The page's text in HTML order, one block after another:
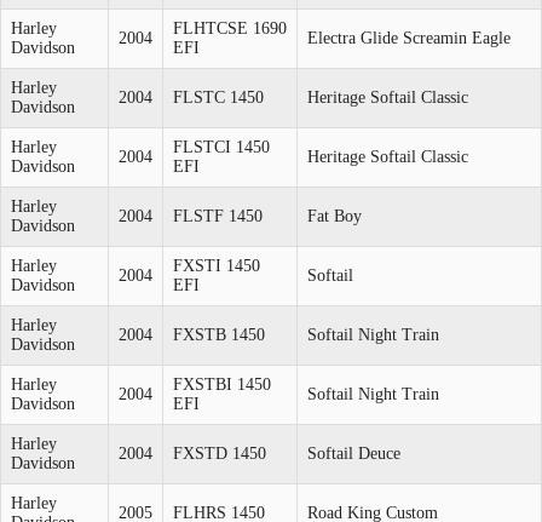
Harley
Davidson
2004
FLHTCSE 1690
EFI
Electra Glide Screamin Eagle
Harley
Davidson
2004 FLSTC 1450 Heritage Softail Classic
Harley
Davidson
2004
FLSTCI 1450
EFI
Heritage Softail Classic
Harley
Davidson
2004 FLSTF 1450 Fat Boy
Harley
Davidson
2004
FXSTI 1450
EFI
Softail
Harley
Davidson
2004 FXSTB 1450 Softail Night Train
Harley
Davidson
2004
FXSTBI 1450
EFI
Softail Night Train
Harley
Davidson
2004 FXSTD 1450 Softail Deuce
Harley
2005 FLHRS 1450 Road King Custom